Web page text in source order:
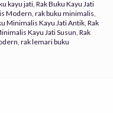
kayu jati, Rak Buku Kayu Jati
Modern, rak buku minimalis,
Minimalis Kayu Jati Antik, Rak
Kayu Jati Susun, Rak
, rak lemari buku